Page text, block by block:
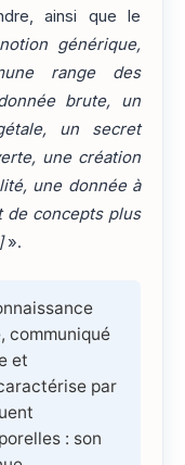
ainsi que le
générique,
range des
brute, un
un secret
une création
une donnée à
de concepts plus
».
communiqué
et
par
: son